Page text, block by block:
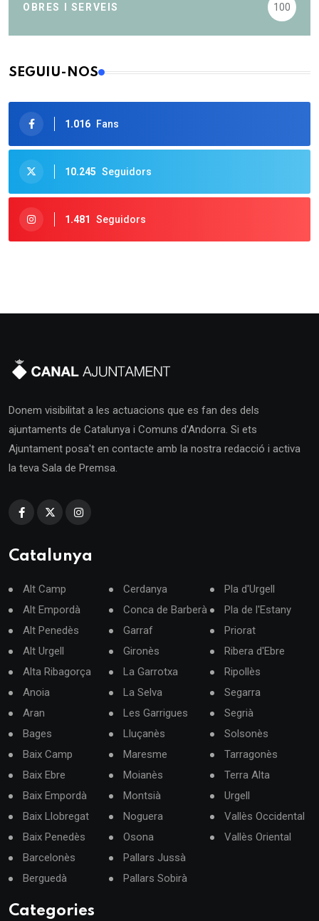
OBRES I SERVEIS 100
SEGUIU-NOS
1.016 Fans
10.245 Seguidors
1.481 Seguidors
Donem visibilitat a les actuacions que es fan des dels
ajuntaments de Catalunya i Comuns d'Andorra. Si ets
Ajuntament posa't en contacte amb la nostra redacció i activa
la teva Sala de Premsa.
Catalunya
Alt Camp
Alt Empordà
Alt Penedès
Alt Urgell
Alta Ribagorça
Anoia
Aran
Bages
Baix Camp
Baix Ebre
Baix Empordà
Baix Llobregat
Baix Penedès
Barcelonès
Berguedà
Cerdanya
Conca de Barberà
Garraf
Gironès
La Garrotxa
La Selva
Les Garrigues
Lluçanès
Maresme
Moianès
Montsià
Noguera
Osona
Pallars Jussà
Pallars Sobirà
Pla d'Urgell
Pla de l'Estany
Priorat
Ribera d'Ebre
Ripollès
Segarra
Segrià
Solsonès
Tarragonès
Terra Alta
Urgell
Vallès Occidental
Vallès Oriental
Categories